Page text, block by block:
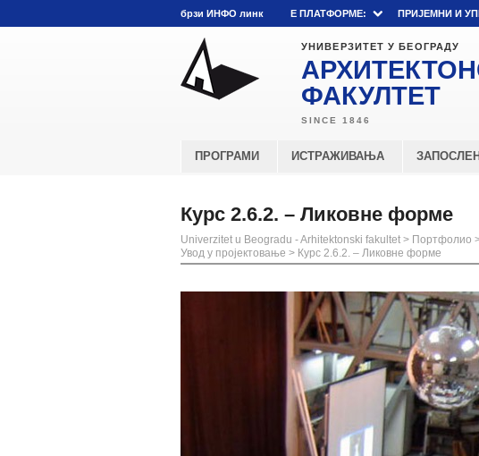
брзи ИНФО линк E ПЛАТФОРМЕ: ПРИЈЕМНИ И
УНИВЕРЗИТЕТ У БЕОГРАДУ
ФАКУЛТЕТ
ПРОГРАМИ ИСТРАЖИВАЊА
Курс 2.6.2. – Ликовне форме
Univerzitet u Beogradu - Arhitektonski fakultet > Портфолио
Увод у пројектовање > Курс 2.6.2. – Ликовне форме